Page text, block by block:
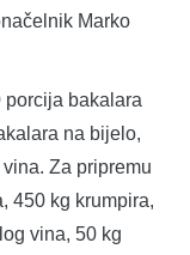
Marko
porcija bakalara
na bijelo,
Za pripremu
450 kg krumpira,
vina, 50 kg